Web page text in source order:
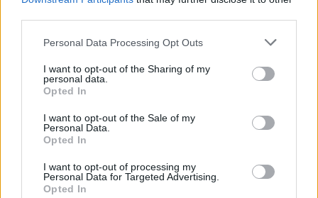
Please note that this website/app uses one or more Google
not limited to your visit or usage behaviour. You may click to
grant or deny consent to Google and its third-party tags to
use your data for below specified purposes in below Google
consent section.
Personal Data Processing Opt Outs
I want to opt-out of the Sharing of my
personal data.
Opted In
I want to opt-out of the Sale of my
Personal Data.
Opted In
I want to opt-out of processing my
Personal Data for Targeted Advertising.
Opted In
írók a The Boys 5. évadának
zárását
2025 március 10. 19:02
Egylőre még a színészek előtt is rejtély, hogy
hogyan végződik a sorozat.
Unmute